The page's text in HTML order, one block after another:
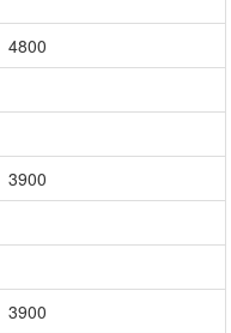
4800
3900
3900